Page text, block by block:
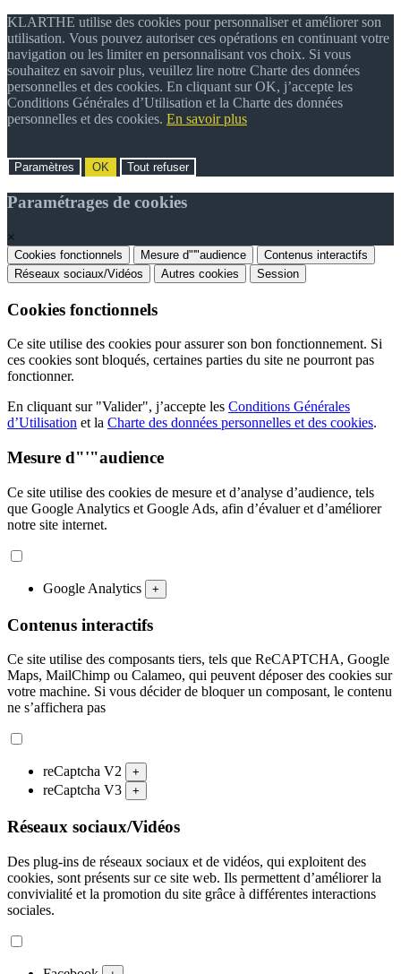
KLARTHE utilise des cookies pour personnaliser et améliorer son
utilisation. Vous pouvez autoriser ces opérations en continuant votre
navigation ou les limiter en personnalisant vos choix. Si vous
souhaitez en savoir plus, veuillez lire notre Charte des données
personnelles et des cookies. En cliquant sur OK, j’accepte les
Conditions Générales d’Utilisation et la Charte des données
personnelles et des cookies. En savoir plus
Paramètres OK Tout refuser
Paramétrages de cookies
×
Cookies fonctionnels Mesure d"'"audience
Contenus interactifs
Réseaux sociaux/Vidéos
Autres cookies Session
Cookies fonctionnels
Ce site utilise des cookies pour assurer son bon fonctionnement. Si
ces cookies sont bloqués, certaines parties du site ne pourront pas
fonctionner.
En cliquant sur "Valider", j’accepte les Conditions Générales
d’Utilisation et la Charte des données personnelles et des cookies.
Mesure d"'"audience
Ce site utilise des cookies de mesure et d’analyse d’audience, tels
que Google Analytics et Google Ads, afin d’évaluer et d’améliorer
notre site internet.
Google Analytics +
Contenus interactifs
Ce site utilise des composants tiers, tels que ReCAPTCHA, Google
Maps, MailChimp ou Calameo, qui peuvent déposer des cookies sur
votre machine. Si vous décider de bloquer un composant, le contenu
ne s’affichera pas
reCaptcha V2 +
reCaptcha V3 +
Réseaux sociaux/Vidéos
Des plug-ins de réseaux sociaux et de vidéos, qui exploitent des
cookies, sont présents sur ce site web. Ils permettent d’améliorer la
convivialité et la promotion du site grâce à différentes interactions
sociales.